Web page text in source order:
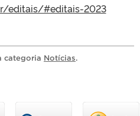
editais/#editais-2023
categoria Notícias.